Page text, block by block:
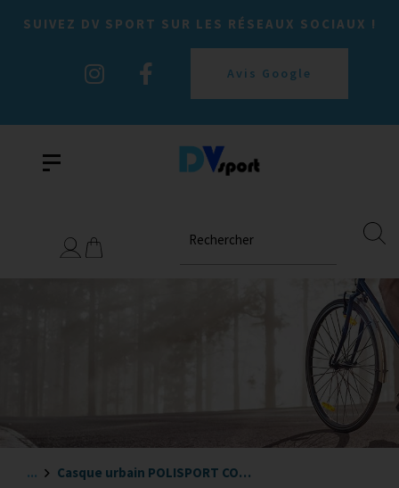
SUIVEZ DV SPORT SUR LES RÉSEAUX SOCIAUX !
Avis Google
Rechercher
... Casque urbain POLISPORT COMMUTER